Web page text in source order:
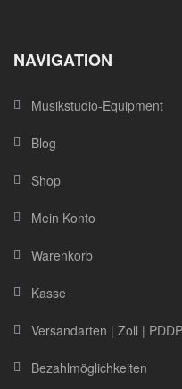
NAVIGATION
Musikstudio-Equipment
Blog
Shop
Mein Konto
Warenkorb
Kasse
Versandarten | Zoll |
Bezahlmöglichkeiten